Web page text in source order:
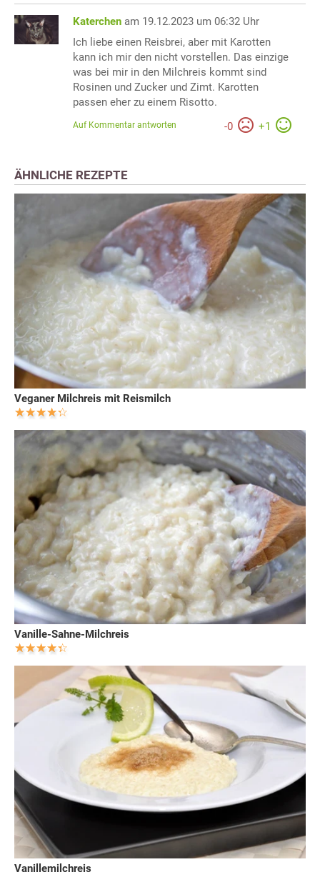
Katerchen am 19.12.2023 um 06:32 Uhr
Ich liebe einen Reisbrei, aber mit Karotten
kann ich mir den nicht vorstellen. Das einzige
was bei mir in den Milchreis kommt sind
Rosinen und Zucker und Zimt. Karotten
passen eher zu einem Risotto.
-0 +1
Auf Kommentar antworten
ÄHNLICHE REZEPTE
Veganer Milchreis mit Reismilch
Vanille-Sahne-Milchreis
Vanillemilchreis